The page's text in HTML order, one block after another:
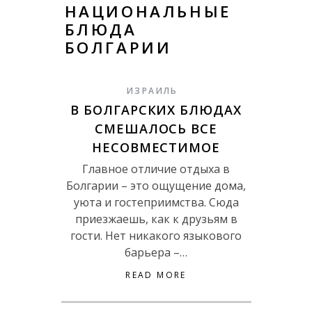
НАЦИОНАЛЬНЫЕ
БЛЮДА
БОЛГАРИИ
ИЗРАИЛЬ
В БОЛГАРСКИХ БЛЮДАХ
СМЕШАЛОСЬ ВСЕ
НЕСОВМЕСТИМОЕ
Главное отличие отдыха в
Болгарии – это ощущение дома,
уюта и гостеприимства. Сюда
приезжаешь, как к друзьям в
гости. Нет никакого языкового
барьера –…
READ MORE